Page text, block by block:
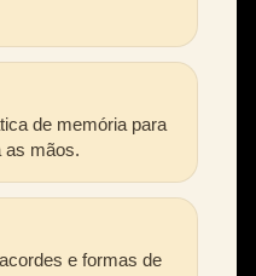
de memória para
as mãos.
e formas de